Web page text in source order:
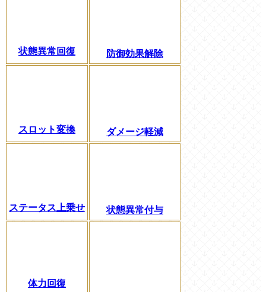
状態異常回復 防御効果解除
スロット変換 ダメージ軽減
ステータス上乗せ 状態異常付与
体力回復